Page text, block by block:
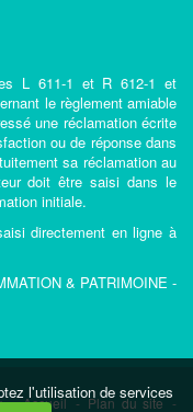
L 611-1 et R 612-1 et
le règlement amiable
une réclamation écrite
ou de réponse dans
sa réclamation au
doit être saisi dans le
initiale.
directement en ligne à
& PATRIMOINE -
-Accueil-Plan du site-
l'utilisation de services